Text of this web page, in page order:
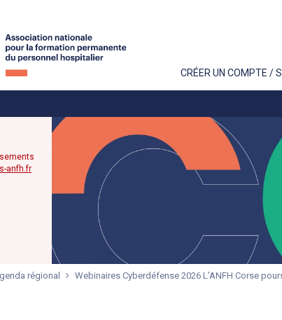
CRÉER UN COMPTE /
anfh.fr
régional Webinaires Cyberdéfense 2026 L’ANFH Corse